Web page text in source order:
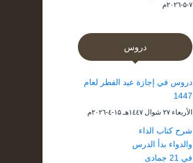
۷-۵-۲۰۲٦م
دروس
دروس في إجازة عيد الفطر لعام
1447
الأربعاء ۲۷ شوال ۱٤٤۷هـ ۱۵-٤-۲۰۲٦م
شرح كتاب الداء
والدواء بدأ الدرس
في 21 جمادى